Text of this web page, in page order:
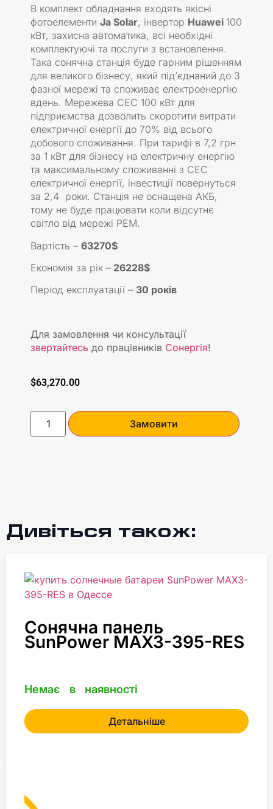
В комплект обладнання входять якісні
фотоелементи Ja Solar, інвертор Huawei 100
кВт, захисна автоматика, всі необхідні
комплектуючі та послуги з встановлення.
Така сонячна станція буде гарним рішенням
для великого бізнесу, який під’єднаний до 3
фазної мережі та споживає електроенергію
вдень. Мережева СЕС 100 кВт для
підприємства дозволить скоротити витрати
електричної енергії до 70% від всього
добового споживання. При тарифі в 7,2 грн
за 1 кВт для бізнесу на електричну енергію
та максимальному споживанні з СЕС
електричної енергії, інвестиції повернуться
за 2,4 роки. Станція не оснащена АКБ,
тому не буде працювати коли відсутнє
світло від мережі РЕМ.
Вартість – 63270$
Економія за рік – 26228$
Період експлуатації – 30 років
Для замовлення чи консультації
звертайтесь до працівників Сонергія!
$63,270.00
Замовити
Дивіться також:
Сонячна панель
SunPower MAX3-395-RES
Немає в наявності
Детальніше